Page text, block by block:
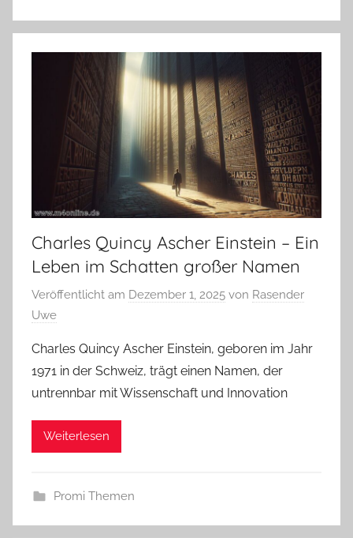
Charles Quincy Ascher Einstein – Ein
Leben im Schatten großer Namen
Veröffentlicht am Dezember 1, 2025 von Rasender
Uwe
Charles Quincy Ascher Einstein, geboren im Jahr
1971 in der Schweiz, trägt einen Namen, der
untrennbar mit Wissenschaft und Innovation
Weiterlesen
Promi Themen